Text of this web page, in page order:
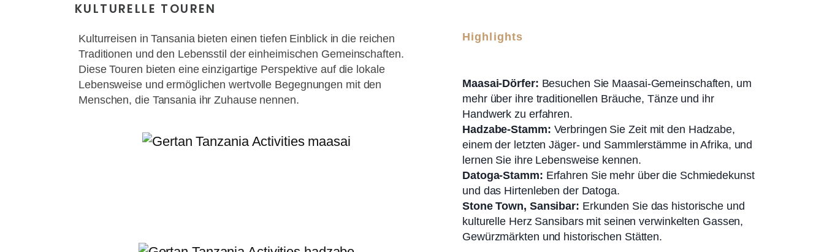
KULTURELLE TOUREN
Kulturreisen in Tansania bieten einen tiefen Einblick in die reichen
Traditionen und den Lebensstil der einheimischen Gemeinschaften.
Diese Touren bieten eine einzigartige Perspektive auf die lokale
Lebensweise und ermöglichen wertvolle Begegnungen mit den
Menschen, die Tansania ihr Zuhause nennen.
Highlights
Maasai-Dörfer: Besuchen Sie Maasai-Gemeinschaften, um
mehr über ihre traditionellen Bräuche, Tänze und ihr
Handwerk zu erfahren.
Hadzabe-Stamm: Verbringen Sie Zeit mit den Hadzabe,
einem der letzten Jäger- und Sammlerstämme in Afrika, und
lernen Sie ihre Lebensweise kennen.
Datoga-Stamm: Erfahren Sie mehr über die Schmiedekunst
und das Hirtenleben der Datoga.
Stone Town, Sansibar: Erkunden Sie das historische und
kulturelle Herz Sansibars mit seinen verwinkelten Gassen,
Gewürzmärkten und historischen Stätten.